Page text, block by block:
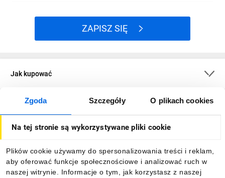
Zgoda Szczegóły O plikach cookies
Na tej stronie są wykorzystywane pliki cookie
Plików cookie używamy do spersonalizowania treści i reklam,
aby oferować funkcje społecznościowe i analizować ruch w
naszej witrynie. Informacje o tym, jak korzystasz z naszej
ZAPISZ SIĘ
Jak kupować
O firmie
Informacje